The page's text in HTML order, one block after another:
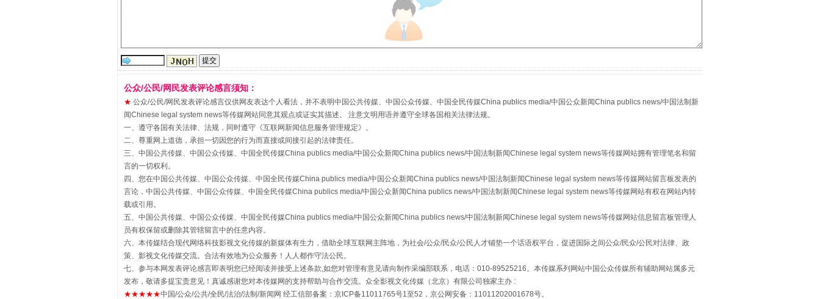
“刷贴”乱象丛生
揭批美国五大"原罪" "炒鞋教程"里的骗局 习近平的“航天情”
公众/公民/网民发表评论感言须知：
★ 公众/公民/网民发表评论感言仅供网友表达个人看法，并不表明中国公共传媒、中国公众传媒、中国全民传媒China publics media/中国公众新闻China publics news/中国法制新
闻Chinese legal system news等传媒网站同意其观点或证实其描述。 注意文明用语并遵守全球各国相关法律法规。
一、遵守各国有关法律、法规，同时遵守《互联网新闻信息服务管理规定》。
二、尊重网上道德，承担一切因您的行为而直接或间接引起的法律责任。
三、中国公共传媒、中国公众传媒、中国全民传媒China publics media/中国公众新闻China publics news/中国法制新闻Chinese legal system news等传媒网站拥有管理笔名和留
言的一切权利。
四、您在中国公共传媒、中国公众传媒、中国全民传媒China publics media/中国公众新闻China publics news/中国法制新闻Chinese legal system news等传媒网站留言板发表的
言论，中国公共传媒、中国公众传媒、中国全民传媒China publics media/中国公众新闻China publics news/中国法制新闻Chinese legal system news等传媒网站有权在网站内转
载或引用。
五、中国公共传媒、中国公众传媒、中国全民传媒China publics media/中国公众新闻China publics news/中国法制新闻Chinese legal system news等传媒网站信息留言板管理人
员有权保留或删除其管辖留言中的任意内容。
六、本传媒结合现代网络科技影视文化传媒的新媒体有生力，借助全球互联网主阵地，为社会/公众/民众/公民人才铺垫一个话语权平台，促进国际之间公众/民众/公民对法律、政
策、影视文化传媒交流。合法有效地为公众服务！人人都作守法公民。
七、参与本网发表评论感言即表明您已经阅读并接受上述条款,如您对管理有意见请向制作采编部联系，电话：010-89525216。本传媒系列网站中国公众传媒所有辅助网站属多元
发布，敬请多提宝贵意见！真诚感谢您对本传媒网的支持帮助与合作交流。众全影视文化传媒（北京）有限公司独家主办 :
★★★★★中国/公众/公共/全民/法治/法制/新闻网 经工信部备案：京ICP备11011765号1至52，京公网安备：11011202001678号。